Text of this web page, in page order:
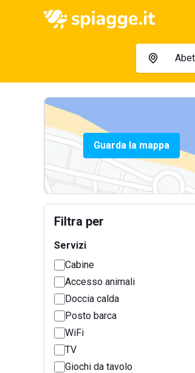
Guarda la mappa
Filtra per
Servizi
Cabine
Accesso animali
Doccia calda
Posto barca
WiFi
TV
Giochi da tavolo